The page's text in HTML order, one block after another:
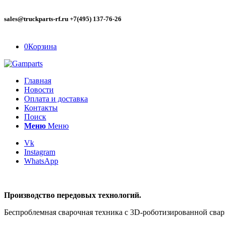
sales@truckparts-rf.ru +7(495) 137-76-26
0Корзина
Главная
Новости
Оплата и доставка
Контакты
Поиск
Меню Меню
Vk
Instagram
WhatsApp
Производство передовых технологий.
Беспроблемная сварочная техника с 3D-роботизированной